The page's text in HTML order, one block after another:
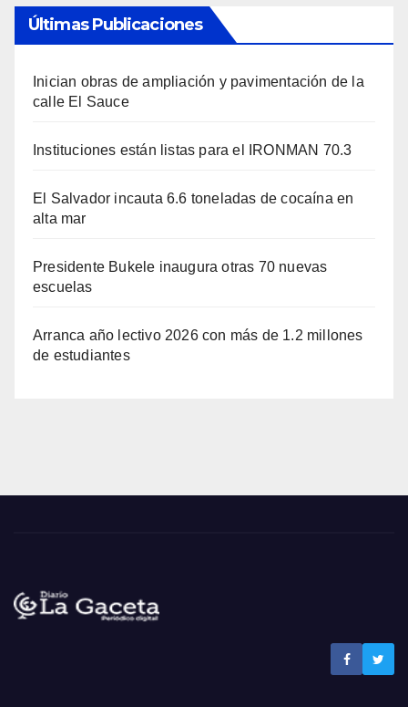
Últimas Publicaciones
Inician obras de ampliación y pavimentación de la
calle El Sauce
Instituciones están listas para el IRONMAN 70.3
El Salvador incauta 6.6 toneladas de cocaína en
alta mar
Presidente Bukele inaugura otras 70 nuevas
escuelas
Arranca año lectivo 2026 con más de 1.2 millones
de estudiantes